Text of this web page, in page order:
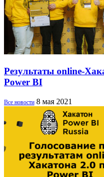
Результаты online-
Power BI
Все новости 8 мая 2021